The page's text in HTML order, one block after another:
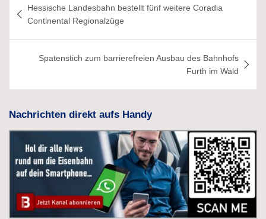
Hessische Landesbahn bestellt fünf weitere Coradia
Continental Regionalzüge
Spatenstich zum barrierefreien Ausbau des Bahnhofs
Furth im Wald
Nachrichten direkt aufs Handy